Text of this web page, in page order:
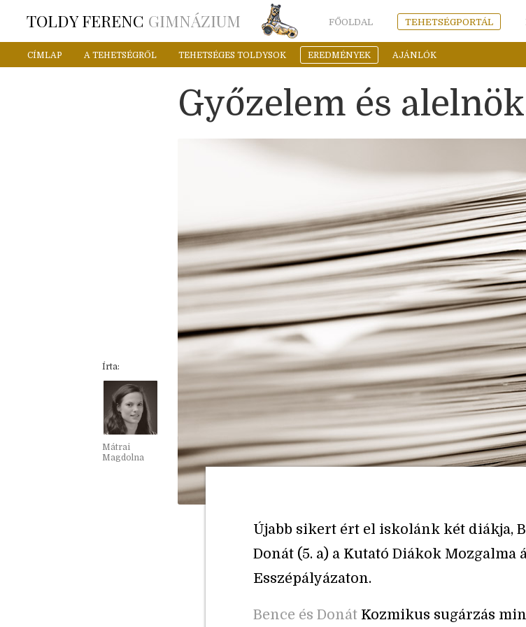
TOLDY FERENC GIMNÁZIUM FŐOLDAL TEHETSÉGPORTÁL
CÍMLAP A TEHETSÉGRŐL TEHETSÉGES TOLDYSOK EREDMÉNYEK AJÁNLÓK
Győzelem és
Írta:
Mátrai
Magdolna
Újabb sikert ért el iskolánk két diákja,
Donát (5. a) a Kutató Diákok
Esszépályázaton.
Bence és Donát Kozmikus sugárzás